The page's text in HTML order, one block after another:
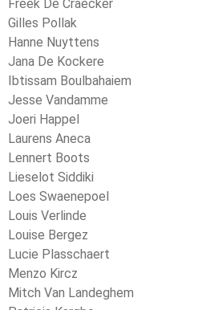
Freek De Craecker
Gilles Pollak
Hanne Nuyttens
Jana De Kockere
Ibtissam Boulbahaiem
Jesse Vandamme
Joeri Happel
Laurens Aneca
Lennert Boots
Lieselot Siddiki
Loes Swaenepoel
Louis Verlinde
Louise Bergez
Lucie Plasschaert
Menzo Kircz
Mitch Van Landeghem